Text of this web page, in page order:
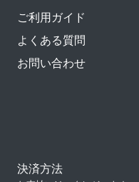
ご利用ガイド
よくある質問
お問い合わせ
決済方法